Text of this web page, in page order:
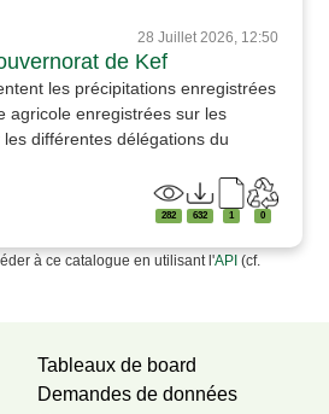
28 Juillet 2026, 12:50
de Kef
les précipitations enregistrées
agricole enregistrées sur les
différentes délégations du
282 632 1 0
à ce catalogue en utilisant l'API (cf.
Tableaux de board
Demandes de données